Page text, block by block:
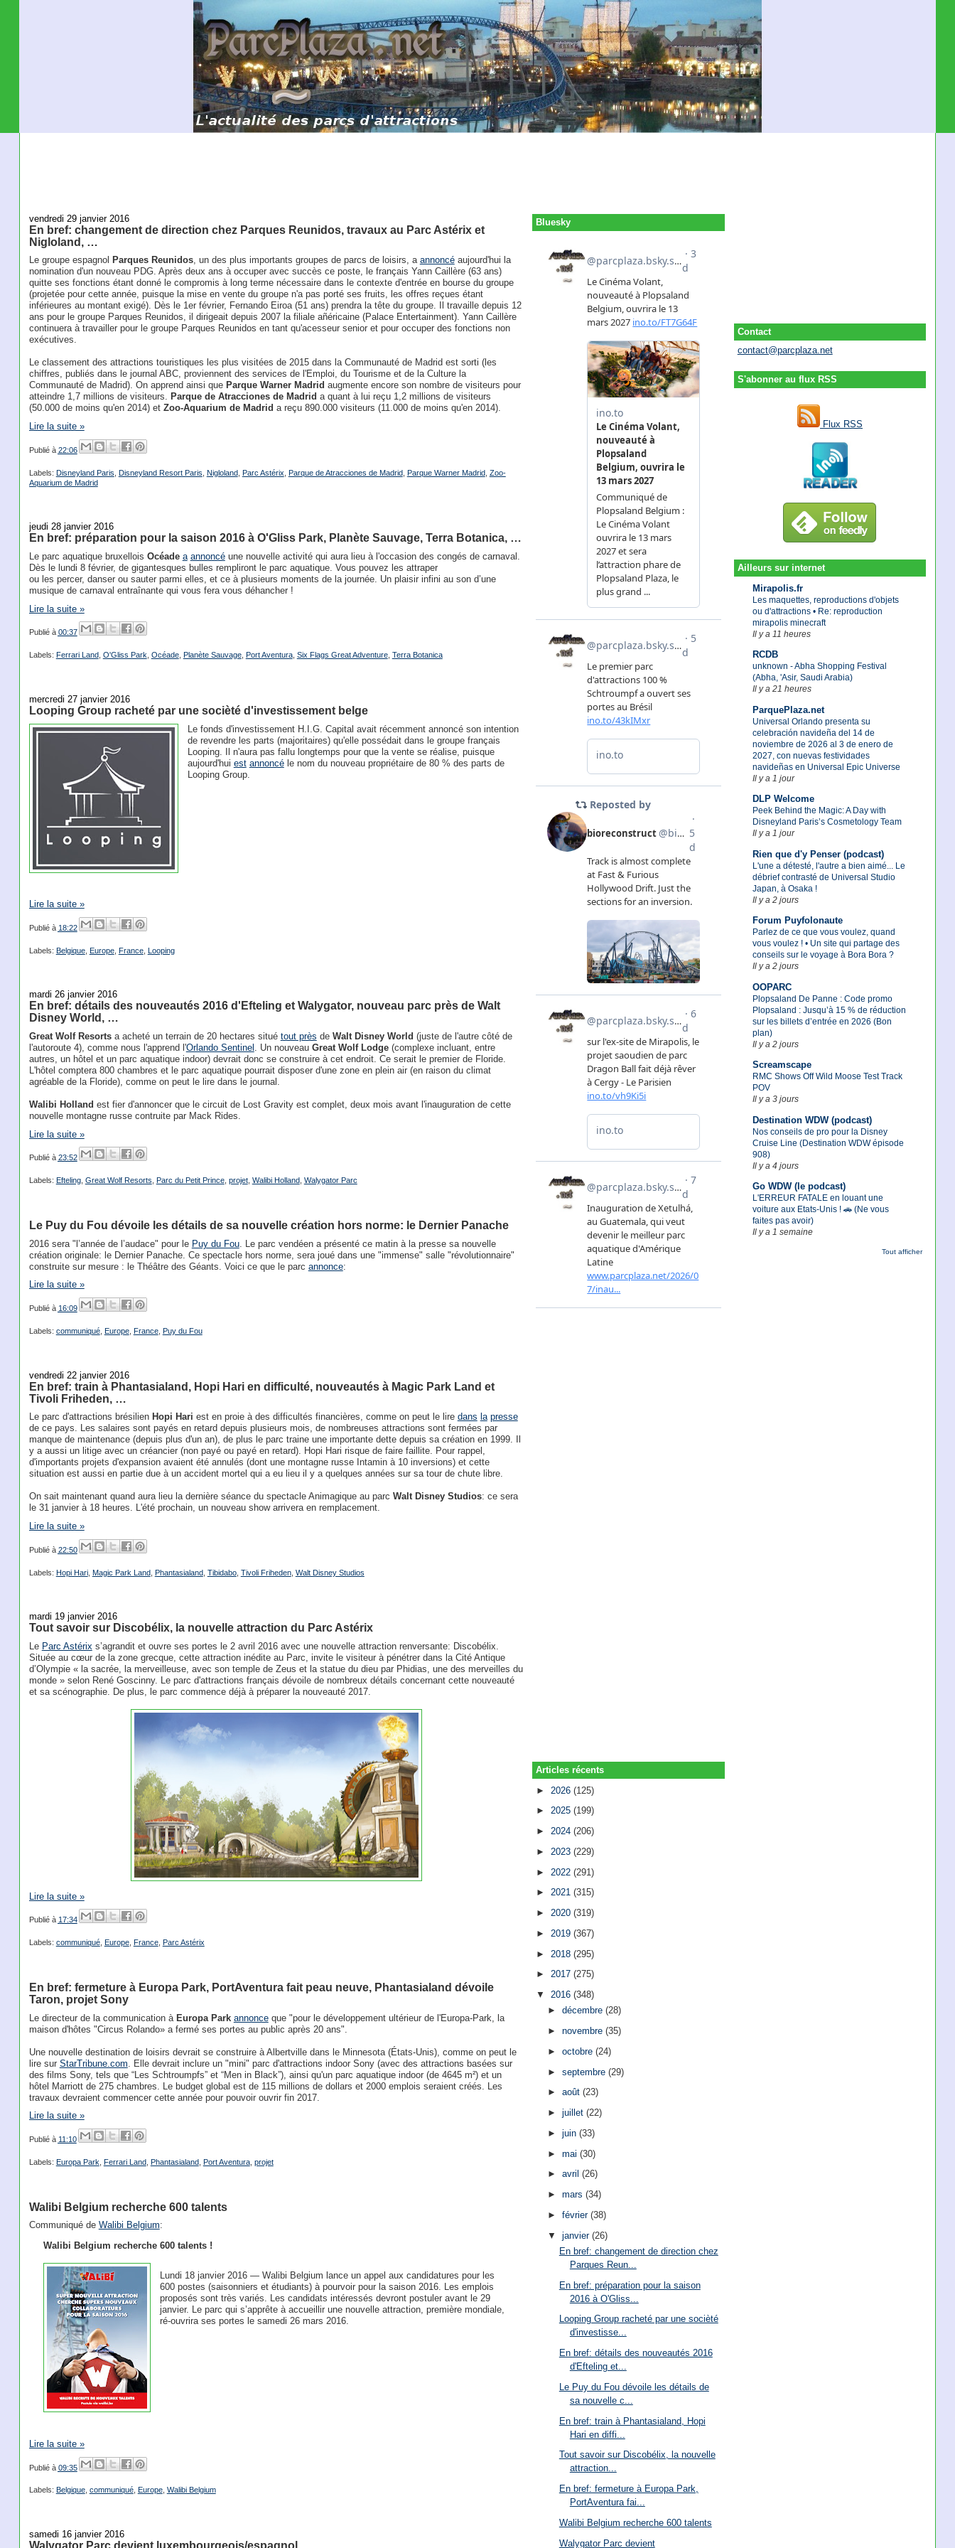
Contact
contact@parcplaza.net
S'abonner au flux RSS
Flux RSS
Ailleurs sur internet
Mirapolis.fr
Les maquettes, reproductions d'objets
ou d'attractions • Re: reproduction
mirapolis minecraft
Il y a 11 heures
RCDB
unknown - Abha Shopping Festival
(Abha, 'Asir, Saudi Arabia)
Il y a 21 heures
ParquePlaza.net
Universal Orlando presenta su
celebración navideña del 14 de
noviembre de 2026 al 3 de enero de
2027, con nuevas festividades
navideñas en Universal Epic Universe
Il y a 1 jour
DLP Welcome
Peek Behind the Magic: A Day with
Disneyland Paris’s Cosmetology Team
Il y a 1 jour
Rien que d'y Penser (podcast)
L'une a détesté, l'autre a bien aimé... Le
débrief contrasté de Universal Studio
Japan, à Osaka !
Il y a 2 jours
Forum Puyfolonaute
Parlez de ce que vous voulez, quand
vous voulez ! • Un site qui partage des
conseils sur le voyage à Bora Bora ?
Il y a 2 jours
OOPARC
Plopsaland De Panne : Code promo
Plopsaland : Jusqu’à 15 % de réduction
sur les billets d’entrée en 2026 (Bon
plan)
Il y a 2 jours
Screamscape
RMC Shows Off Wild Moose Test Track
POV
Il y a 3 jours
Destination WDW (podcast)
Nos conseils de pro pour la Disney
Cruise Line (Destination WDW épisode
908)
Il y a 4 jours
Go WDW (le podcast)
L'ERREUR FATALE en louant une
voiture aux Etats-Unis ! 🚗 (Ne vous
faites pas avoir)
Il y a 1 semaine
Tout afficher
vendredi 29 janvier 2016
En bref: changement de direction chez Parques Reunidos, travaux au Parc Astérix et
Nigloland, …
Le groupe espagnol Parques Reunidos, un des plus importants groupes de parcs de loisirs, a annoncéaujourd'hui la
nomination d'un nouveau PDG. Après deux ans à occuper avec succès ce poste, le français Yann Caillère (63 ans)
quitte ses fonctions étant donné le compromis à long terme nécessaire dans le contexte d'entrée en bourse du groupe
(projetée pour cette année, puisque la mise en vente du groupe n'a pas porté ses fruits, les offres reçues étant
inférieures au montant exigé). Dès le 1er février, Fernando Eiroa (51 ans) prendra la tête du groupe. Il travaille depuis 12
ans pour le groupe Parques Reunidos, il dirigeait depuis 2007 la filiale añéricaine (Palace Entertainment). Yann Caillère
continuera à travailler pour le groupe Parques Reunidos en tant qu'acesseur senior et pour occuper des fonctions non
exécutives.
Le classement des attractions touristiques les plus visitées de 2015 dans la Communauté de Madrid est sorti (les
chiffres, publiés dans le journal ABC, proviennent des services de l'Emploi, du Tourisme et de la Culture la
Communauté de Madrid). On apprend ainsi que Parque Warner Madrid augmente encore son nombre de visiteurs pour
atteindre 1,7 millions de visiteurs. Parque de Atracciones de Madrid a quant à lui reçu 1,2 millions de visiteurs
(50.000 de moins qu'en 2014) et Zoo-Aquarium de Madrid a reçu 890.000 visiteurs (11.000 de moins qu'en 2014).
Lire la suite »
Publié à 22:06
Labels: Disneyland Paris Disneyland Resort Paris Nigloland, Parc Astérix Parque de Atracciones de Madrid, Parque Warner Madrid, Zoo-
Aquarium de Madrid
jeudi 28 janvier 2016
En bref: préparation pour la saison 2016 à O'Gliss Park, Planète Sauvage, Terra Botanica, …
Le parc aquatique bruxellois Océade a annoncéune nouvelle activité qui aura lieu à l'occasion des congés de carnaval.
Dès le lundi 8 février, de gigantesques bulles rempliront le parc aquatique. Vous pouvez les attraper
ou les percer, danser ou sauter parmi elles, et ce à plusieurs moments de la journée. Un plaisir infini au son d’une
musique de carnaval entraînante qui vous fera vous déhancher !
Lire la suite »
Publié à 00:37
Labels: Ferrari Land O'Gliss Park Océade, Planète Sauvage, Port Aventura, Six Flags Great Adventure, Terra Botanica
mercredi 27 janvier 2016
Looping Group racheté par une socièté d'investissement belge
Le fonds d'investissement H.I.G. Capital avait récemment annoncé son intention
de revendre les parts (majoritaires) qu'elle possédait dans le groupe français
Looping. Il n'aura pas fallu longtemps pour que la vente se réalise, puisque
aujourd'hui est annoncéle nom du nouveau propriétaire de 80 % des parts de
Looping Group.
Lire la suite »
Publié à 18:22
Labels: Belgique, Europe, France, Looping
mardi 26 janvier 2016
En bref: détails des nouveautés 2016 d'Efteling et Walygator, nouveau parc près de Walt
Disney World, …
Great Wolf Resortsa acheté un terrain de 20 hectares situé tout près de Walt Disney World (juste de l'autre côté de
l'autoroute 4), comme nous l'apprend l'Orlando Sentinel . Un nouveau Great Wolf Lodge(complexe incluant, entre
autres, un hôtel et un parc aquatique indoor) devrait donc se construire à cet endroit. Ce serait le premier de Floride.
L'hôtel comptera 800 chambres et le parc aquatique pourrait disposer d'une zone en plein air (en raison du climat
agréable de la Floride), comme on peut le lire dans le journal.
Walibi Holland est fier d'annoncer que le circuit de Lost Gravity est complet, deux mois avant l'inauguration de cette
nouvelle montagne russe contruite par Mack Rides.
Lire la suite »
Publié à 23:52
Labels: Efteling, Great Wolf Resorts, Parc du Petit Prince, projet, Walibi Holland, Walygator Parc
Le Puy du Fou dévoile les détails de sa nouvelle création hors norme: le Dernier Panache
2016 sera "l’année de l’audace" pour le Puy du Fou. Le parc vendéen a présenté ce matin à la presse sa nouvelle
création originale: le Dernier Panache. Ce spectacle hors norme, sera joué dans une "immense" salle "révolutionnaire"
construite sur mesure : le Théâtre des Géants. Voici ce que le parc annonce:
Lire la suite »
Publié à 16:09
Labels: communiqué, Europe, France, Puy du Fou
vendredi 22 janvier 2016
En bref: train à Phantasialand, Hopi Hari en difficulté, nouveautés à Magic Park Land et
Tivoli Friheden, …
Le parc d'attractions brésilien Hopi Hari est en proie à des difficultés financières, comme on peut le lire dans la presse
de ce pays. Les salaires sont payés en retard depuis plusieurs mois, de nombreuses attractions sont fermées par
manque de maintenance (depuis plus d'un an), de plus le parc traine une importante dette depuis sa création en 1999. Il
y a aussi un litige avec un créancier (non payé ou payé en retard). Hopi Hari risque de faire faillite. Pour rappel,
d'importants projets d'expansion avaient été annulés (dont une montagne russe Intamin à 10 inversions) et cette
situation est aussi en partie due à un accident mortel qui a eu lieu il y a quelques années sur sa tour de chute libre.
On sait maintenant quand aura lieu la dernière séance du spectacle Animagique au parc Walt Disney Studios: ce sera
le 31 janvier à 18 heures. L'été prochain, un nouveau show arrivera en remplacement.
Lire la suite »
Publié à 22:50
Labels: Hopi Hari, Magic Park Land, Phantasialand, Tibidabo, Tivoli Friheden, Walt Disney Studios
mardi 19 janvier 2016
Tout savoir sur Discobélix, la nouvelle attraction du Parc Astérix
Le Parc Astérix s’agrandit et ouvre ses portes le 2 avril 2016 avec une nouvelle attraction renversante: Discobélix.
Située au cœur de la zone grecque, cette attraction inédite au Parc, invite le visiteur à pénétrer dans la Cité Antique
d’Olympie « la sacrée, la merveilleuse, avec son temple de Zeus et la statue du dieu par Phidias, une des merveilles du
monde » selon René Goscinny. Le parc d'attractions français dévoile de nombreux détails concernant cette nouveauté
et sa scénographie. De plus, le parc commence déjà à préparer la nouveauté 2017.
Lire la suite »
Publié à 17:34
Labels: communiqué, Europe, France, Parc Astérix
En bref: fermeture à Europa Park, PortAventura fait peau neuve, Phantasialand dévoile
Taron, projet Sony
Le directeur de la communication à Europa Park annonceque "pour le développement ultérieur de l'Europa-Park, la
maison d'hôtes "Circus Rolando» a fermé ses portes au public après 20 ans".
Une nouvelle destination de loisirs devrait se construire à Albertville dans le Minnesota (États-Unis), comme on peut le
lire sur StarTribune.com . Elle devrait inclure un "mini" parc d'attractions indoor Sony (avec des attractions basées sur
des films Sony, tels que “Les Schtroumpfs” et “Men in Black”), ainsi qu'un parc aquatique indoor (de 4645 m²) et un
hôtel Marriott de 275 chambres. Le budget global est de 115 millions de dollars et 2000 emplois seraient créés. Les
travaux devraient commencer cette année pour pouvoir ouvrir fin 2017.
Lire la suite »
Publié à 11:10
Labels: Europa Park Ferrari Land, Phantasialand, Port Aventura, projet
Walibi Belgium recherche 600 talents
Communiqué de Walibi Belgium:
Walibi Belgium recherche 600 talents !
Lundi 18 janvier 2016 — Walibi Belgium lance un appel aux candidatures pour les
600 postes (saisonniers et étudiants) à pourvoir pour la saison 2016. Les emplois
proposés sont très variés. Les candidats intéressés devront postuler avant le 29
janvier. Le parc qui s’apprête à accueillir une nouvelle attraction, première mondiale,
ré-ouvrira ses portes le samedi 26 mars 2016.
Lire la suite »
Publié à 09:35
Labels: Belgique, communiqué, Europe, Walibi Belgium
samedi 16 janvier 2016
Walygator Parc devient luxembourgeois/espagnol
Bluesky
Articles récents
► 2026(125)
►2025(199)
►2024(206)
► 2023(229)
► 2022(291)
►2021(315)
►2020(319)
► 2019(367)
► 2018(295)
►2017(275)
▼2016(348)
► décembre (28)
► novembre (35)
► octobre (24)
► septembre (29)
► août (23)
► juillet (22)
► juin (33)
► mai (30)
► avril (26)
► mars (34)
► février (38)
▼ janvier (26)
En bref: changement de direction chez
Parques Reun...
En bref: préparation pour la saison
2016 à O'Gliss...
Looping Group racheté par une socièté
d'investisse...
En bref: détails des nouveautés 2016
d'Efteling et...
Le Puy du Fou dévoile les détails de
sa nouvelle c...
En bref: train à Phantasialand, Hopi
Hari en diffi...
Tout savoir sur Discobélix, la nouvelle
attraction...
En bref: fermeture à Europa Park,
PortAventura fai...
Walibi Belgium recherche 600 talents
Walygator Parc devient